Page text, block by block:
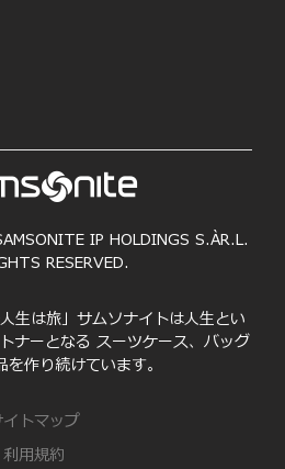
IP HOLDINGS S.ÀR.L.
RESERVED.
生は旅」サムソナイトは人生とい
ナーとなる スーツケース、バッグ
を作り続けています。
トマップ
利用規約